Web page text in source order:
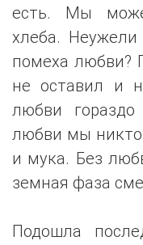
есть. Мы
хлеба.
помеха любви?
не оставил и
любви
любви мы
и мука. Без
земная фаза
Подошла